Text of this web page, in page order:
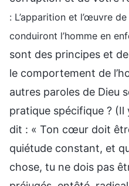
: L’apparition et l’œuvre
conduiront l’homme en
sont des principes et
le comportement de
autres paroles de Dieu
pratique spécifique ? (Il
dit : « Ton cœur doit
quiétude constant, et
chose, tu ne dois pas